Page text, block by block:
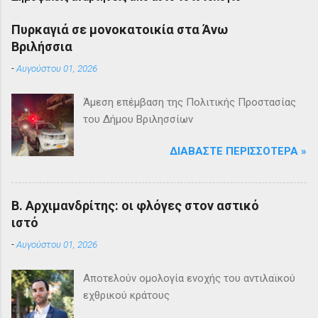
Πυρκαγιά σε μονοκατοικία στα Άνω
Βριλήσσια
-Αυγούστου 01, 2026
Άμεση επέμβαση της Πολιτικής Προστασίας
του Δήμου Βριλησσίων
ΔΙΑΒΆΣΤΕ ΠΕΡΙΣΣΌΤΕΡΑ »
Β. Αρχιμανδρίτης: οι φλόγες στον αστικό
ιστό
-Αυγούστου 01, 2026
Αποτελούν ομολογία ενοχής του αντιλαϊκού
εχθρικού κράτους